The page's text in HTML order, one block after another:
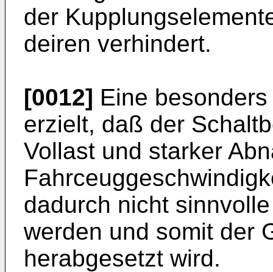
der
deiren verhindert.
[0012] Eine
erzielt, daß der
Vollast und starker
dadurch nicht
werden und somit der
herabgesetzt wird.